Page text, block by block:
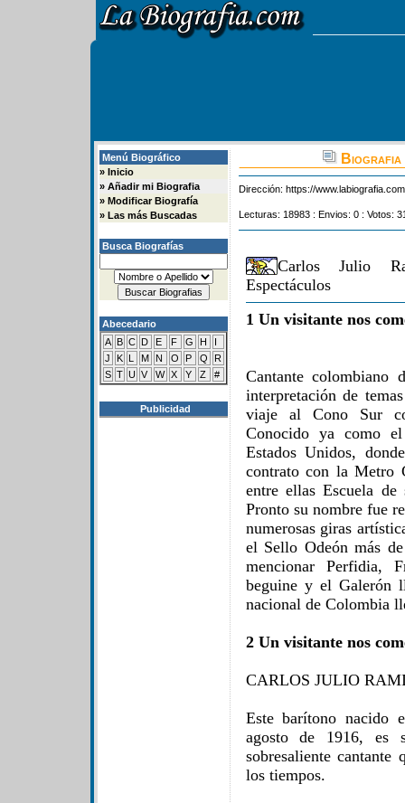
Menú Biográfico
» Inicio
» Añadir mi Biografia
» Modificar Biografía
» Las más Buscadas
Busca Biografías
Abecedario
A B C D E F G H
I
J
K L M N O P Q
R
S T U V W X Y Z #
Publicidad
Biografia
Dirección: https://
Lecturas: 18983 : Envios: 0 : Votos:
Carlos Julio
Espectáculos
1 Un visitante nos
Cantante colombiano
interpretación de
viaje al Cono Sur
Conocido ya como
Estados Unidos,
contrato con la Metro
entre ellas Escuela
Pronto su nombre fue
numerosas giras
el Sello Odeón más
mencionar Perfidia,
beguine y el Galerón
nacional de Colombia
2 Un visitante nos
CARLOS JULIO
Este barítono nacido
agosto de 1916, es
sobresaliente
los tiempos.